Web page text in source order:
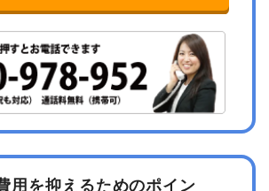
用を抑えるためのポイン